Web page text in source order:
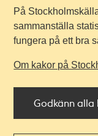
På
sammanställa
fungera på ett bra
Om kakor på
Godkänn alla